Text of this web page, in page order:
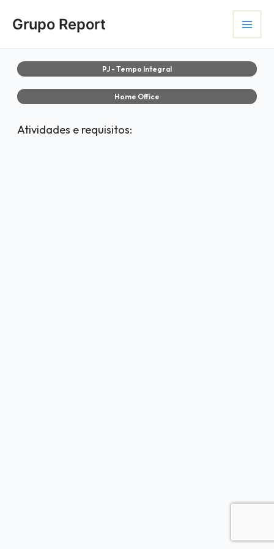
paraGrupo Report
Main
Menu
PJ - Tempo Integral
Home Office
Atividades e requisitos: